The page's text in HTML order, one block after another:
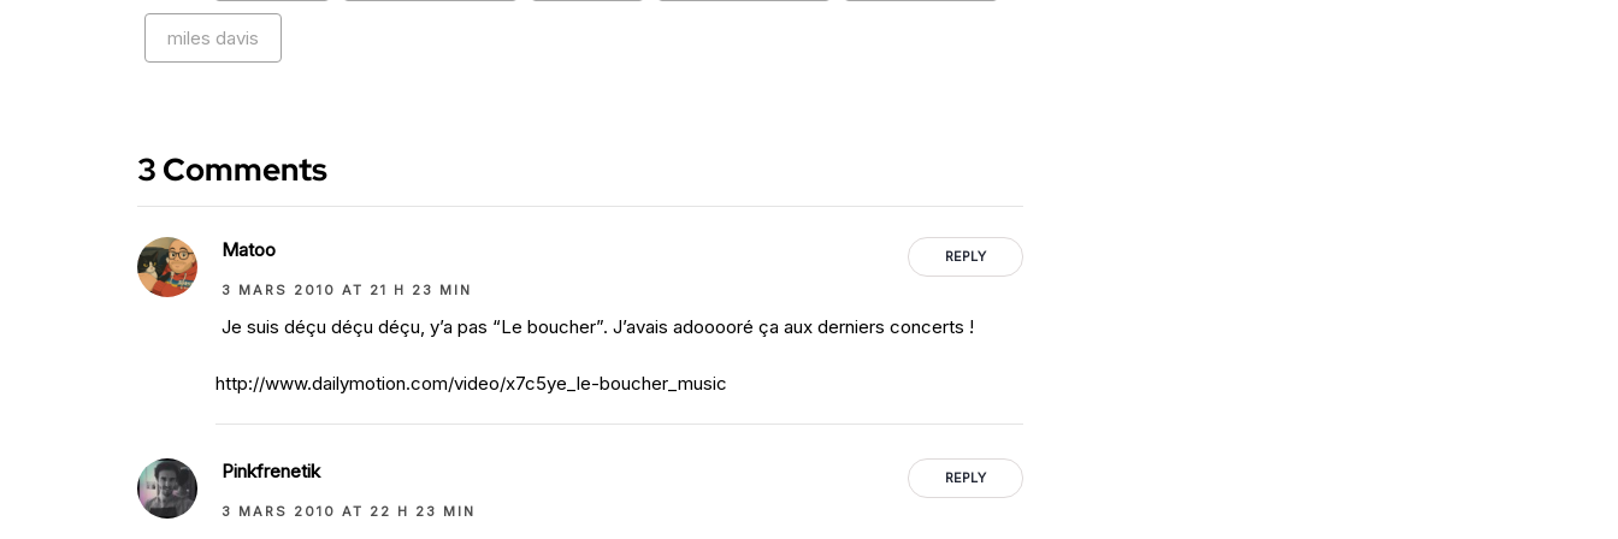
miles davis
3 Comments
REPLY
Matoo
3 MARS 2010 AT 21 H 23 MIN
Je suis déçu déçu déçu, y’a pas “Le boucher”. J’avais adooooré ça aux derniers concerts !
http://www.dailymotion.com/video/x7c5ye_le-boucher_music
REPLY
Pinkfrenetik
3 MARS 2010 AT 22 H 23 MIN